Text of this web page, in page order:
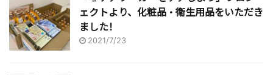
ェクトより、化粧品・衛生用品をいただき
ました！
2021/7/23